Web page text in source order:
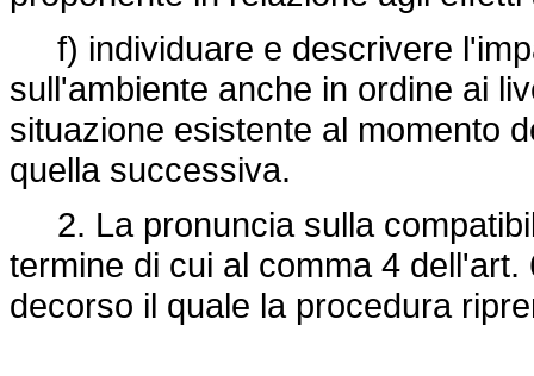
f) individuare e descrivere
sull'ambiente anche in ordine ai
situazione esistente al momento
quella successiva.
2. La pronuncia sulla
termine di cui al comma 4
decorso il quale la procedura